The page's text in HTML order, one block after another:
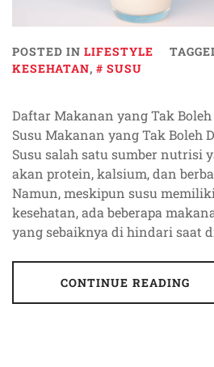
POSTED IN LIFESTYLE
KESEHATAN, SUSU
Daftar Makanan yang Tak
Susu Makanan yang Tak Boleh
Susu salah satu sumber nutrisi
akan protein, kalsium, dan
Namun, meskipun susu
kesehatan, ada beberapa
yang sebaiknya di hindari saat
CONTINUE READING